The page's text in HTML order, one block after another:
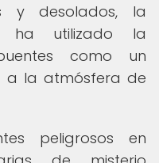
y desolados, la
ha utilizado la
como un
a la atmósfera de
peligrosos en